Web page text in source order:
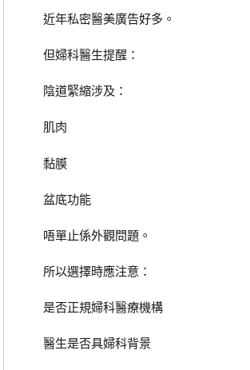
近年私密醫美廣告好多。
但婦科醫生提醒：
陰道緊縮涉及：
肌肉
黏膜
盆底功能
唔單止係外觀問題。
所以選擇時應注意：
是否正規婦科醫療機構
醫生是否具婦科背景